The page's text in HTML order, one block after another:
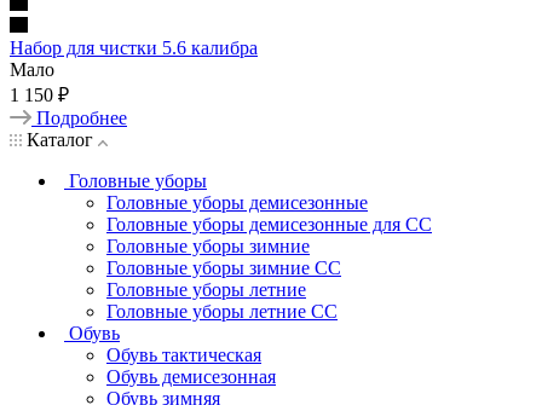
Набор для чистки 5.6 калибра
Мало
1 150 ₽
Подробнее
Каталог
Головные уборы
Головные уборы демисезонные
Головные уборы демисезонные для СС
Головные уборы зимние
Головные уборы зимние СС
Головные уборы летние
Головные уборы летние СС
Обувь
Обувь тактическая
Обувь демисезонная
Обувь зимняя